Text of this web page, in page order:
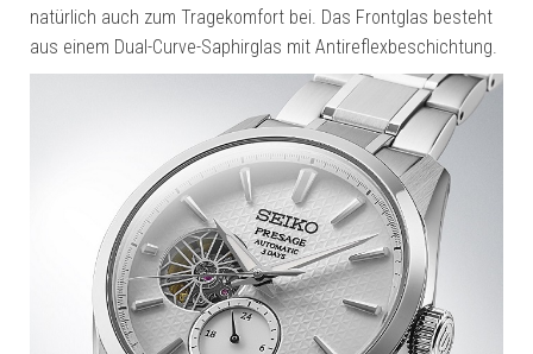
natürlich auch zum Tragekomfort bei. Das Frontglas besteht
aus einem Dual-Curve-Saphirglas mit Antireflexbeschichtung.